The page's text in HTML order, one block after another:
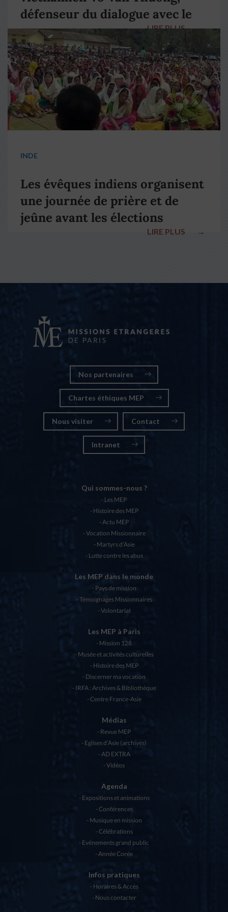
défenseur du dialogue avec le
pape François
LIRE PLUS →
INDE
Les évêques indiens organisent
une journée de prière et de
jeûne avant les élections
LIRE PLUS →
Nos partenaires
Chartes éthiques MEP
Nous visiter Contact
Intranet
Qui sommes-nous ?
Les MEP
Histoire des MEP
Actu MEP
Vocation Missionnaire
Martyrs d’Asie
Lutte contre les abus
Les MEP dans le monde
Pays de mission
Témoignages Missionnaires
Volontariat
Les MEP à Paris
Mission 128
Musée et activités culturelles
Histoire des MEP
Discerner ma vocation
IRFA : Archives & Bibliothèque
Centre France-Asie
Médias
Revue MEP
Eglises d’Asie (archives)
AD EXTRA
Vidéos
Agenda
Expositions et animations
Conférences
Musique en mission
Célébrations
Evénements grand public
Année Corée
Infos pratiques
Horaires & Accès
Nous contacter